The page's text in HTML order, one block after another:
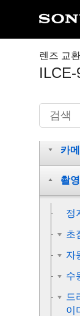
렌즈 교
각
카
촬영
정
초
자
수
드
이